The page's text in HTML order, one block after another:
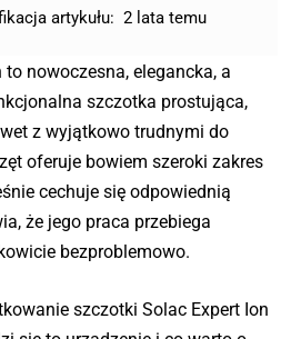
artykułu: 2 lata temu
nowoczesna, elegancka, a
szczotka prostująca,
z wyjątkowo trudnymi do
oferuje bowiem szeroki zakres
cechuje się odpowiednią
że jego praca przebiega
bezproblemowo.
szczotki Solac Expert Ion